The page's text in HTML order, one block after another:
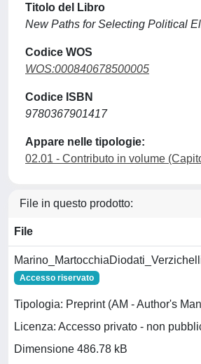
Titolo del Libro
New Paths for Selecting Political
Codice WOS
WOS:000840678500005
Codice ISBN
9780367901417
Appare nelle tipologie:
02.01 - Contributo in volume
File in questo prodotto:
File
Accesso riservato
Tipologia: Preprint (AM - Author's
Licenza: Accesso privato - non
Dimensione 486.78 kB